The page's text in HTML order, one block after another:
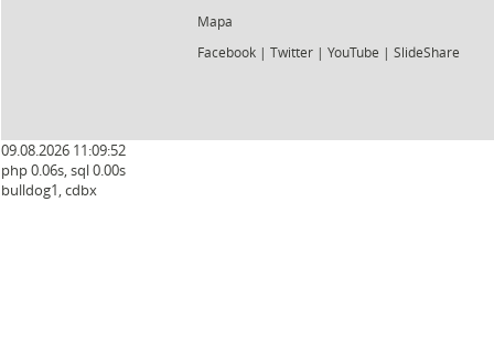
Mapa
Facebook |Twitter |YouTube |SlideShare
09.08.2026 11:09:52
php 0.06s, sql 0.00s
bulldog1, cdbx